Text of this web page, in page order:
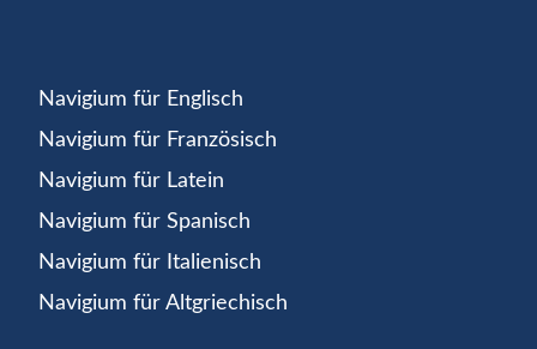
Navigium für Englisch
Navigium für Französisch
Navigium für Latein
Navigium für Spanisch
Navigium für Italienisch
Navigium für Altgriechisch